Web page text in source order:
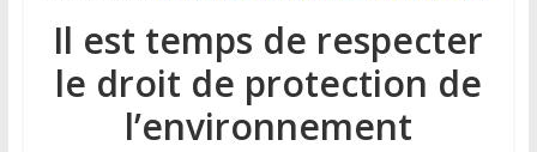
Il est temps de respecter
le droit de protection de
l’environnement